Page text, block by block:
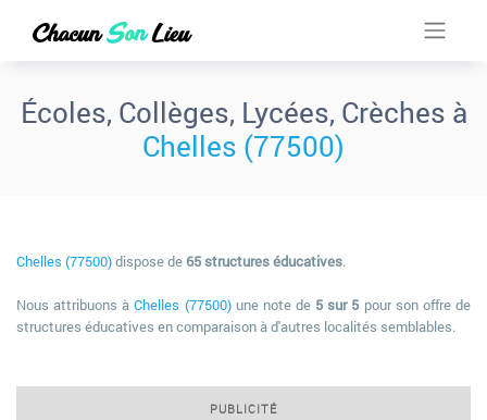
Écoles, Collèges, Lycées, Crèches à
Chelles (77500)
Chelles (77500)dispose de 65 structures éducatives.
Nous attribuons àChelles (77500)une note de 5 sur 5 pour son offre de
structures éducatives en comparaison à d'autres localités semblables.
PUBLICITÉ